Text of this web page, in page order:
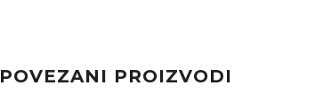
POVEZANI PROIZVODI